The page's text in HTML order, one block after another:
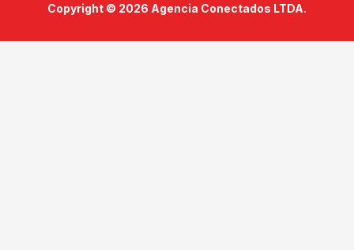
Copyright © 2026 Agencia Conectados LTDA.